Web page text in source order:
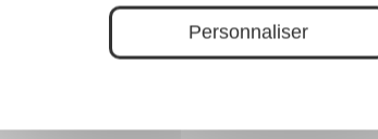
Personnaliser